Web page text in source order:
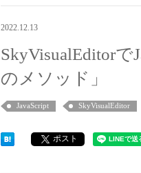
2022.12.13
SkyVisualEditor
のメソッド」
JavaScript SkyVisualEditor
ポスト